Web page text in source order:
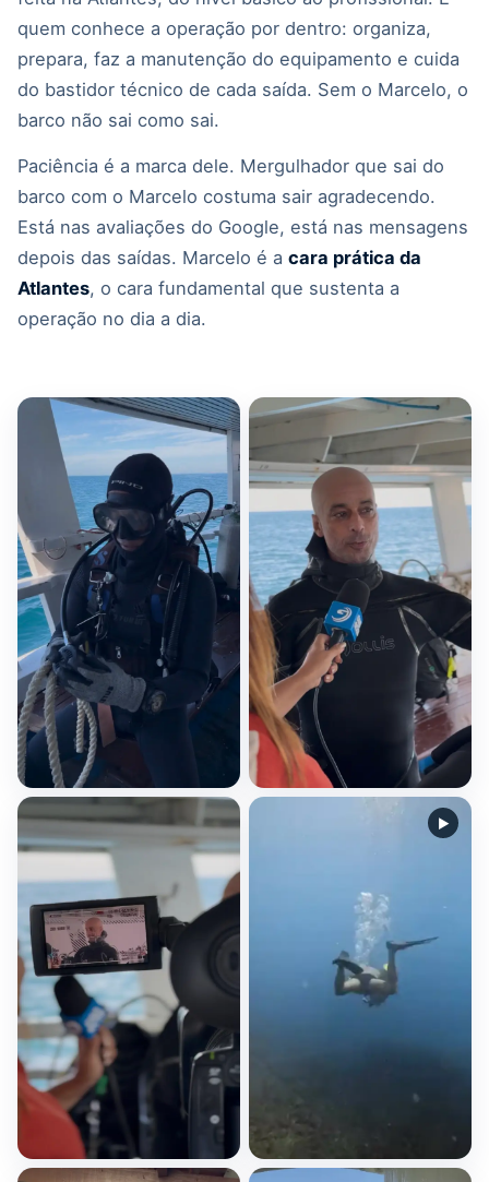
quem conhece a operação por dentro: organiza,
prepara, faz a manutenção do equipamento e cuida
do bastidor técnico de cada saída. Sem o Marcelo, o
barco não sai como sai.
Paciência é a marca dele. Mergulhador que sai do
barco com o Marcelo costuma sair agradecendo.
Está nas avaliações do Google, está nas mensagens
depois das saídas. Marcelo é a cara prática da
Atlantes, o cara fundamental que sustenta a
operação no dia a dia.